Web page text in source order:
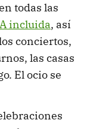
todas las
incluida, así
conciertos,
las casas
El ocio se